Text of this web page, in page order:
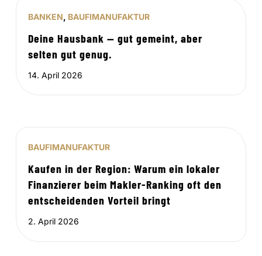
BANKEN, BAUFIMANUFAKTUR
Deine Hausbank — gut gemeint, aber
selten gut genug.
14. April 2026
BAUFIMANUFAKTUR
Kaufen in der Region: Warum ein lokaler
Finanzierer beim Makler-Ranking oft den
entscheidenden Vorteil bringt
2. April 2026